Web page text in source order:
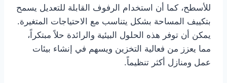
للأسطح، كما أن استخدام الرفوف القابلة للتعديل يسمح
بتكييف المساحة بشكل يتناسب مع الاحتياجات المتغيرة.
يمكن أن توفر هذه الحلول البيئية والرائدة حلاً مبتكراً،
مما يعزز من فعالية التخزين ويسهم في إنشاء بيئات
عمل ومنازل أكثر تنظيماً.